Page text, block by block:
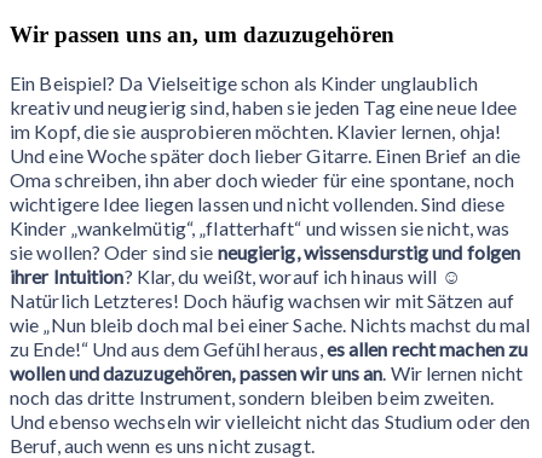
Wir passen uns an, um dazuzugehören
Ein Beispiel? Da Vielseitige schon als Kinder unglaublich
kreativ und neugierig sind, haben sie jeden Tag eine neue Idee
im Kopf, die sie ausprobieren möchten. Klavier lernen, ohja!
Und eine Woche später doch lieber Gitarre. Einen Brief an die
Oma schreiben, ihn aber doch wieder für eine spontane, noch
wichtigere Idee liegen lassen und nicht vollenden. Sind diese
Kinder „wankelmütig“, „flatterhaft“ und wissen sie nicht, was
sie wollen? Oder sind sie neugierig, wissensdurstig und folgen
ihrer Intuition? Klar, du weißt, worauf ich hinaus will ☺️
Natürlich Letzteres! Doch häufig wachsen wir mit Sätzen auf
wie „Nun bleib doch mal bei einer Sache. Nichts machst du mal
zu Ende!“ Und aus dem Gefühl heraus, es allen recht machen zu
wollen und dazuzugehören, passen wir uns an . Wir lernen nicht
noch das dritte Instrument, sondern bleiben beim zweiten.
Und ebenso wechseln wir vielleicht nicht das Studium oder den
Beruf, auch wenn es uns nicht zusagt.